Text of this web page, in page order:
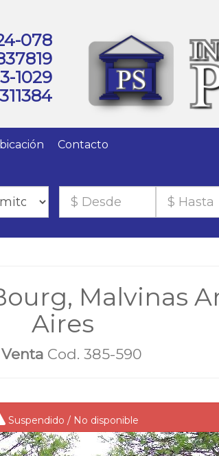
078
1029
Contacto
Malvinas
Aires
VentaCod. 385-590
Suspendido / No disponible